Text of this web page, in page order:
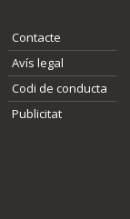
Contacte
Avís legal
Codi de conducta
Publicitat